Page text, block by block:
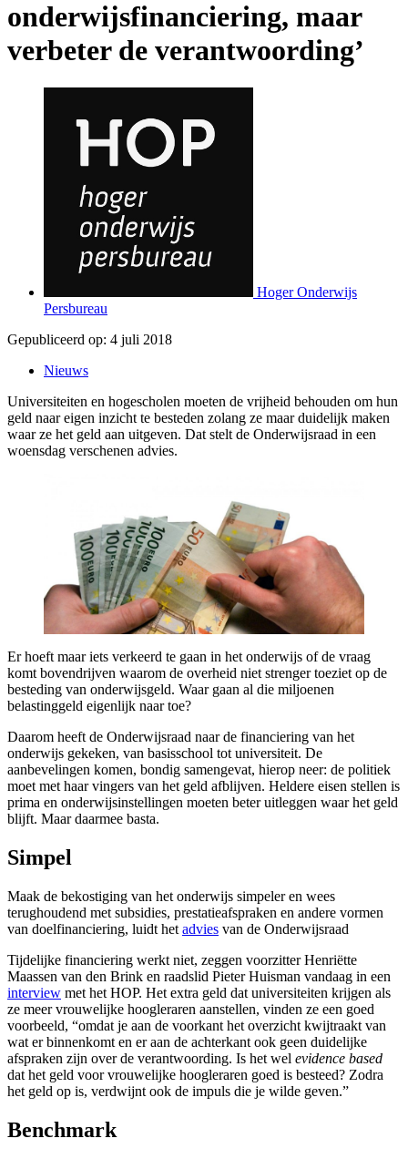
onderwijsfinanciering, maar
verbeter de verantwoording’
Hoger Onderwijs
Persbureau
Gepubliceerd op: 4 juli 2018
Nieuws
Universiteiten en hogescholen moeten de vrijheid behouden om hun
geld naar eigen inzicht te besteden zolang ze maar duidelijk maken
waar ze het geld aan uitgeven. Dat stelt de Onderwijsraad in een
woensdag verschenen advies.
Er hoeft maar iets verkeerd te gaan in het onderwijs of de vraag
komt bovendrijven waarom de overheid niet strenger toeziet op de
besteding van onderwijsgeld. Waar gaan al die miljoenen
belastinggeld eigenlijk naar toe?
Daarom heeft de Onderwijsraad naar de financiering van het
onderwijs gekeken, van basisschool tot universiteit. De
aanbevelingen komen, bondig samengevat, hierop neer: de politiek
moet met haar vingers van het geld afblijven. Heldere eisen stellen is
prima en onderwijsinstellingen moeten beter uitleggen waar het geld
blijft. Maar daarmee basta.
Simpel
Maak de bekostiging van het onderwijs simpeler en wees
terughoudend met subsidies, prestatieafspraken en andere vormen
van doelfinanciering, luidt het advies van de Onderwijsraad
Tijdelijke financiering werkt niet, zeggen voorzitter Henriëtte
Maassen van den Brink en raadslid Pieter Huisman vandaag in een
interview met het HOP. Het extra geld dat universiteiten krijgen als
ze meer vrouwelijke hoogleraren aanstellen, vinden ze een goed
voorbeeld, “omdat je aan de voorkant het overzicht kwijtraakt van
wat er binnenkomt en er aan de achterkant ook geen duidelijke
afspraken zijn over de verantwoording. Is het wel evidence based
dat het geld voor vrouwelijke hoogleraren goed is besteed? Zodra
het geld op is, verdwijnt ook de impuls die je wilde geven.”
Benchmark